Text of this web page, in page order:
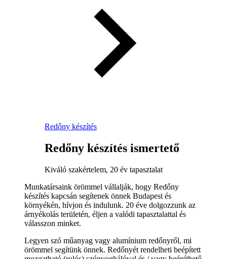
Redőny készítés
Redőny készítés ismertető
Kiváló szakértelem, 20 év tapasztalat
Munkatársaink örömmel vállalják, hogy Redőny
készítés kapcsán segítenek önnek Budapest és
környékén, hívjon és indulunk. 20 éve dolgozzunk az
árnyékolás területén, éljen a valódi tapasztalattal és
válasszon minket.
Legyen szó műanyag vagy alumínium redőnyről, mi
örömmel segítünk önnek. Redőnyét rendelheti beépített